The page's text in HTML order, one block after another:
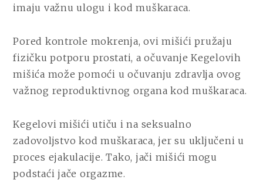
imaju važnu ulogu i kod muškaraca.
Pored kontrole mokrenja, ovi mišići pružaju
fizičku potporu prostati, a očuvanje Kegelovih
mišića može pomoći u očuvanju zdravlja ovog
važnog reproduktivnog organa kod muškaraca.
Kegelovi mišići utiču i na seksualno
zadovoljstvo kod muškaraca, jer su uključeni u
proces ejakulacije. Tako, jači mišići mogu
podstaći jače orgazme.